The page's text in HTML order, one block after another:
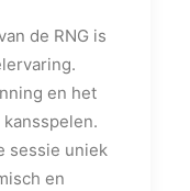
de RNG is
en het
sessie uniek
en